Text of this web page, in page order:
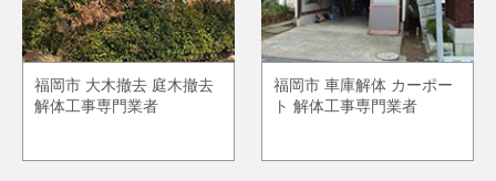
福岡市 大木撤去 庭木撤去
解体工事専門業者
福岡市 車庫解体 カーポー
ト 解体工事専門業者